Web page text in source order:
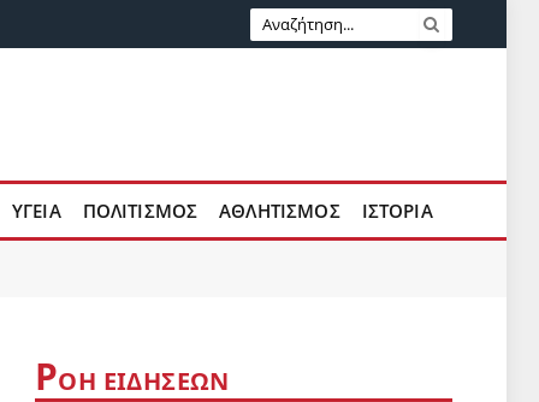
ΥΓΕΊΑ ΠΟΛΙΤΙΣΜΌΣ ΑΘΛΗΤΙΣΜΌΣ ΙΣΤΟΡΊΑ
ΡΟΉ ΕΙΔΉΣΕΩΝ